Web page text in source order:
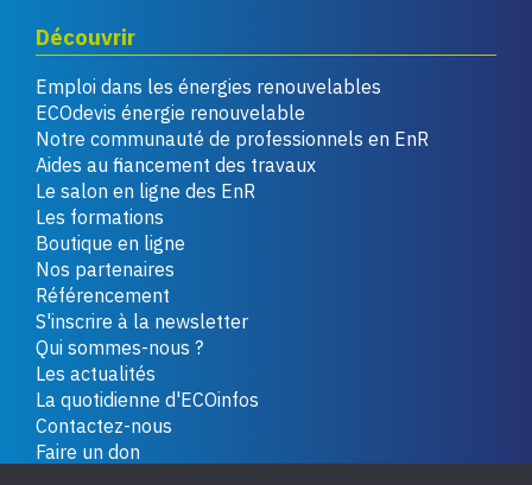
Découvrir
Emploi dans les énergies renouvelables
ECOdevis énergie renouvelable
Notre communauté de professionnels en EnR
Aides au financement des travaux
Le salon en ligne des EnR
Les formations
Boutique en ligne
Nos partenaires
Référencement
S'inscrire à la newsletter
Qui sommes-nous ?
Les actualités
La quotidienne d'ECOinfos
Contactez-nous
Faire un don